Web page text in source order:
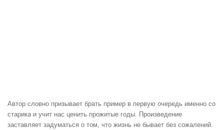
Автор словно призывает брать пример в первую очередь именно со
старика и учит нас ценить прожитые годы. Произведение
заставляет задуматься о том, что жизнь не бывает без сожалений.